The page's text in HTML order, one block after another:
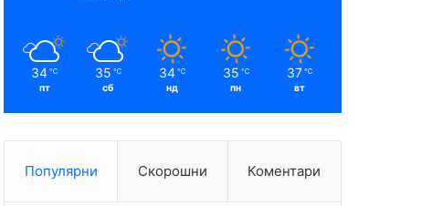
34 ℃
пт
35 ℃
сб
34 ℃
нд
35 ℃
пн
37 ℃
вт
Популярни Скорошни Коментари